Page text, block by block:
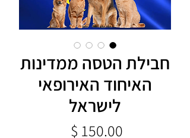
חבילת הטסה ממדינות
האיחוד האירופאי
לישראל